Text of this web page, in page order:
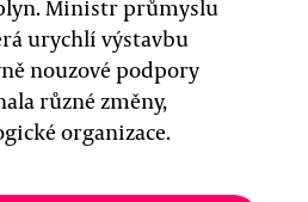
Ministr průmyslu
urychlí výstavbu
nouzové podpory
různé změny,
organizace.